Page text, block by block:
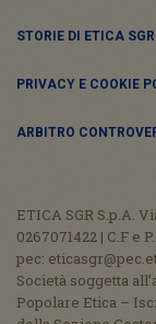
STORIE DI ETICA SGR
PRIVACY E COOKIE
ARBITRO
ETICA SGR S.p.A.
0267071422 | C.F e
pec:
Società soggetta
Popolare Etica –